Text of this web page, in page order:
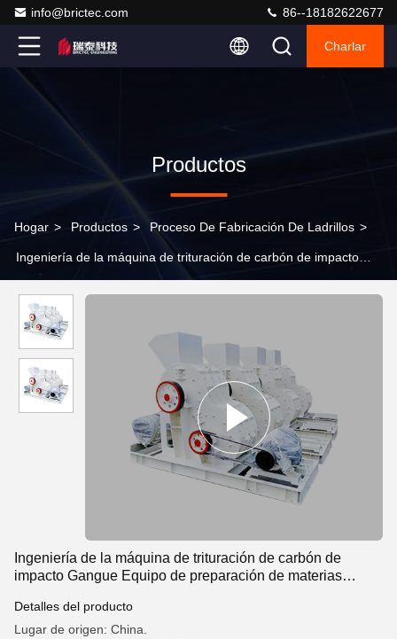
info@brictec.com 86--18182622677
Charlar
Productos
Hogar > Productos > Proceso De Fabricación De Ladrillos >
Ingeniería de la máquina de trituración de carbón de impacto
Ingeniería de la máquina de trituración de carbón de
impacto Gangue Equipo de preparación de materias
Detalles del producto
Lugar de origen: China.